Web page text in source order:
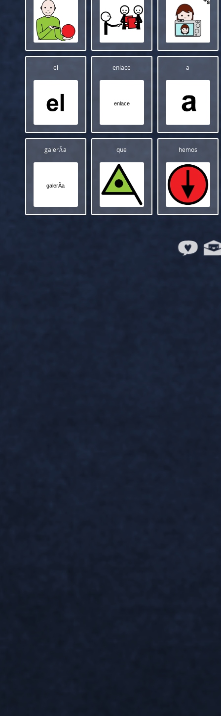
el enlace
enlace
a
galerÃ­a
galerÃ­a
que hemos